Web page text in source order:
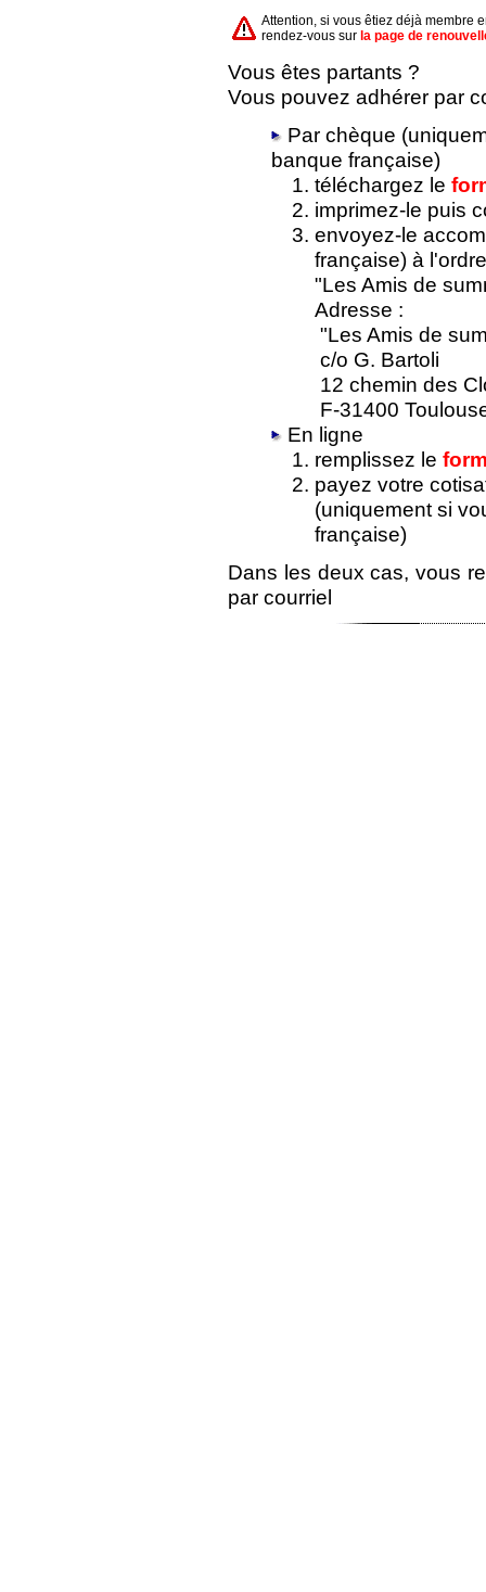
Attention, si vous êtiez déjà membre
rendez-vous sur la page de
Vous êtes partants ?
Vous pouvez adhérer par
Par chèque
banque française)
téléchargez le
imprimez-le puis
envoyez-le
française) à
"Les Amis de
Adresse :
"Les Amis de
c/o G. Bartoli
12 chemin des
F-31400
En ligne
remplissez le
payez votre
(uniquement si
française)
Dans les deux cas, vous
par courriel